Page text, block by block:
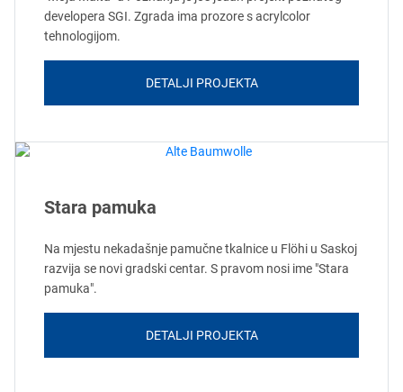
developera SGI. Zgrada ima prozore s acrylcolor
tehnologijom.
DETALJI PROJEKTA
Stara pamuka
Na mjestu nekadašnje pamučne tkalnice u Flöhi u Saskoj
razvija se novi gradski centar. S pravom nosi ime "Stara
pamuka".
DETALJI PROJEKTA